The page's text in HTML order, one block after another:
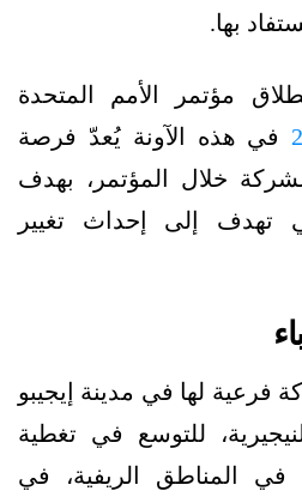
بها.
مؤتمر الأمم المتحدة
في هذه الآونة يُعدّ فرصة
خلال المؤتمر، بهدف
تهدف إلى إحداث تغيير
لها في مدينة إيجيبو
للتوسع في تغطية
في المناطق الريفية، في